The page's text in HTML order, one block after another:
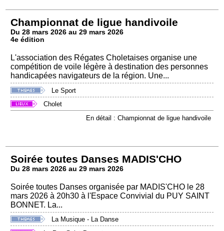
Championnat de ligue handivoile
Du 28 mars 2026 au 29 mars 2026
4e édition
L'association des Régates Choletaises organise une
compétition de voile légère à destination des personnes
handicapées navigateurs de la région. Une...
Le Sport
Cholet
En détail : Championnat de ligue handivoile
Soirée toutes Danses MADIS'CHO
Du 28 mars 2026 au 29 mars 2026
Soirée toutes Danses organisée par MADIS'CHO le 28
mars 2026 à 20h30 à l'Espace Convivial du PUY SAINT
BONNET. La...
La Musique - La Danse